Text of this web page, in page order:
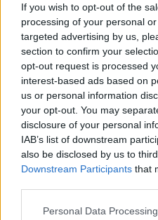
If you wish to opt-out of the
processing of your personal
targeted advertising by us,
section to confirm your
opt-out request is processed
interest-based ads based on
us or personal information
your opt-out. You may
disclosure of your personal
IAB’s list of downstream
also be disclosed by us to
Downstream Participants that
Please note that this website/
Personal Data
πούμε, μέσα στους
κομπιούτερς που
περιφέρεια κι ο
αποκεντρωμένη».
Παράλληλα, η ίδια
πολλές πιέσεις,
από την έδρα, να
του αιτήματός μας να
έχοντας αφήσει
και αναπάντητο, και
διαδικασία της